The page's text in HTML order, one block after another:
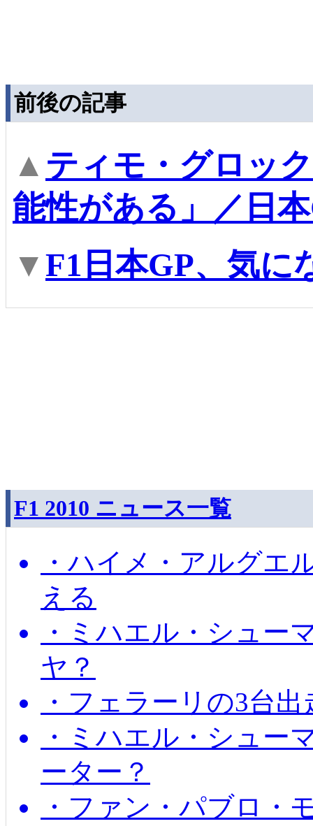
前後の記事
▲ ティモ・グロッ
能性がある」／日
▼F1日本GP、気に
F1 2010 ニュース一覧
・ハイメ・アルグエ
える
・ミハエル・シュー
ヤ？
・フェラーリの3台
・ミハエル・シュー
ーター？
・ファン・パブロ・